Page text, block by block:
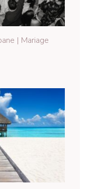
| Mariage